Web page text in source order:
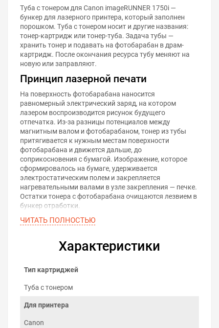
Туба с тонером для Canon imageRUNNER 1750i —
бункер для лазерного принтера, который заполнен
порошком. Туба с тонером носит и другие названия:
тонер-картридж или тонер-туба. Задача тубы —
хранить тонер и подавать на фотобарабан в драм-
картридж. После окончания ресурса тубу меняют на
новую или заправляют.
Принцип лазерной печати
На поверхность фотобарабана наносится
равномерный электрический заряд, на котором
лазером воспроизводится рисунок будущего
отпечатка. Из-за разницы потенциалов между
магнитным валом и фотобарабаном, тонер из тубы
притягивается к нужным местам поверхности
фотобарабана и движется дальше, до
соприкосновения с бумагой. Изображение, которое
сформировалось на бумаге, удерживается
электростатическим полем и закрепляется
нагревательными валами в узле закрепления — печке.
Остатки тонера с фотобарабана очищаются лезвием в
бункер отработки.
ЧИТАТЬ ПОЛНОСТЬЮ
Характеристики
Тип картриджей
Туба с тонером
Для принтера
Canon